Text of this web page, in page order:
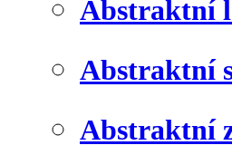
Abstraktní
Abstraktní
Abstraktní